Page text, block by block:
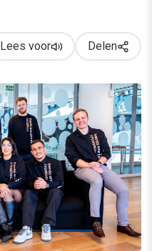
Lees voor Delen